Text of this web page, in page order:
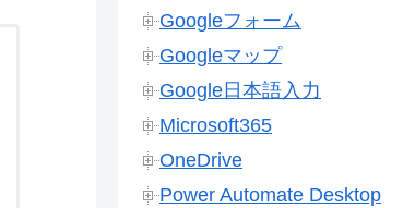
Googleフォーム
Googleマップ
Google日本語入力
Microsoft365
OneDrive
Power Automate Desktop